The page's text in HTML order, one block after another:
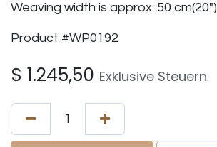
Weaving width is approx. 50 cm(20")
Product #WP0192
$ 1.245,50 Exklusive Steuern